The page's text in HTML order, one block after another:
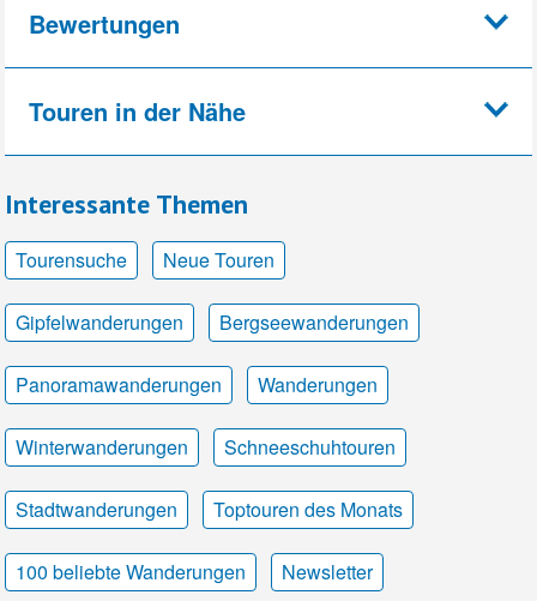
Bewertungen
Touren in der Nähe
Interessante Themen
Tourensuche Neue Touren
Gipfelwanderungen Bergseewanderungen
Panoramawanderungen Wanderungen
Winterwanderungen Schneeschuhtouren
Stadtwanderungen Toptouren des Monats
100 beliebte Wanderungen Newsletter